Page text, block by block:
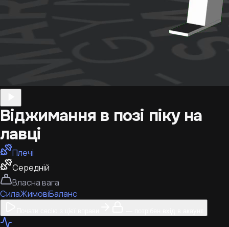
Віджимання в позі піку на
лавці
Плечі
Середній
Власна вага
СилаЖимовіБаланс